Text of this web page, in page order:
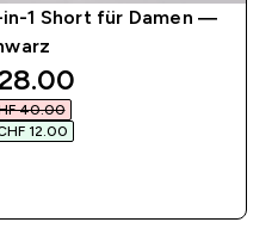
1 Short für Damen —
price
40.00‎
12.00‎